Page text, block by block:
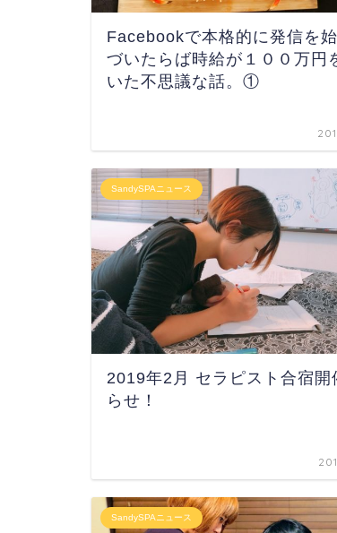
Facebookで本格的に発信を
づいたらば時給が１００万円
いた不思議な話。①
SandySPAニュース
2019年2月 セラピスト合宿開
らせ！
SandySPAニュース